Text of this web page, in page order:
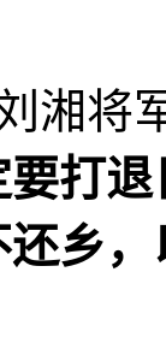
湘将
打
乡